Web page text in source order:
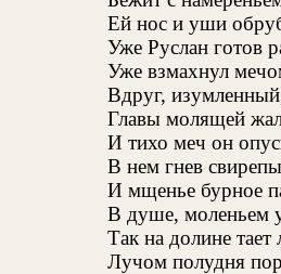
Ей нос и уши
Уже Руслан готов
Уже взмахнул
Вдруг,
Главы молящей
И тихо меч он
В нем гнев
И мщенье бурное
В душе, моленьем
Так на долине тает
Лучом полудня